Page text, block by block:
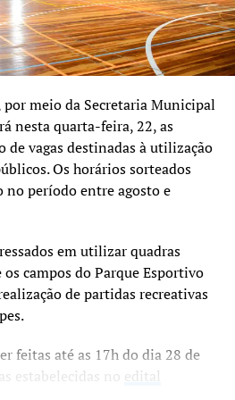
o coordenador do curso,
da escola de formação Futuro
de professores responsáveis
importância da parceria para a
o sentimento de
desenvolvido pelo sindicato
do curso profissionalizante,
gestões anteriores.
do curso, que deverá seguir
a capacitação e a qualificação
ao futebol de alto rendimento.
por meio da Secretaria Municipal
nesta quarta-feira, 22, as
de vagas destinadas à utilização
Os horários sorteados
no período entre agosto e
em utilizar quadras
campos do Parque Esportivo
de partidas recreativas
feitas até as 17h do dia 28 de
estabelecidas no edital